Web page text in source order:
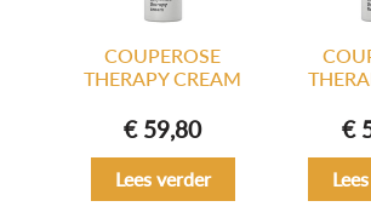
COUPEROSE
THERAPY CREAM
€59,80
Lees verder
€